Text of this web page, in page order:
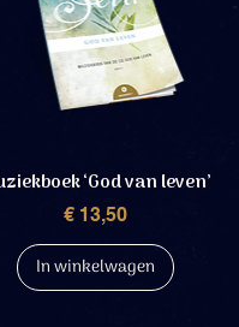
‘God van leven’
Prijs
€ 13,50
In winkelwagen